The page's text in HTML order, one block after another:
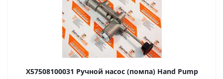
X57508100031 Ручной насос (помпа) Hand Pump